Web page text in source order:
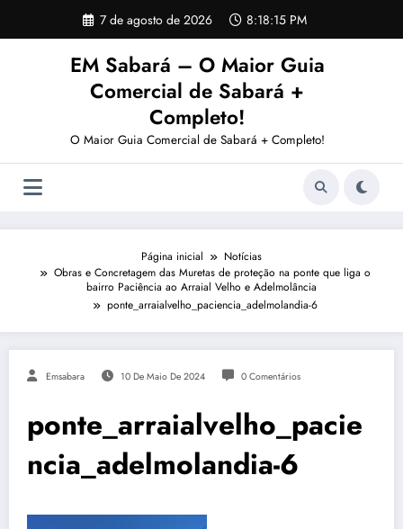
o
7 de agosto de 2026 8:18:15 PM
EM Sabará – O Maior Guia
Comercial de Sabará +
Completo!
O Maior Guia Comercial de Sabará + Completo!
Página inicial
Notícias
Obras e Concretagem das Muretas de proteção na ponte que liga o
bairro Paciência ao Arraial Velho e Adelmolância
ponte_arraialvelho_paciencia_adelmolandia-6
Emsabara 10 De Maio De 2024 0 Comentários
ponte_arraialvelho_pacie
ncia_adelmolandia-6